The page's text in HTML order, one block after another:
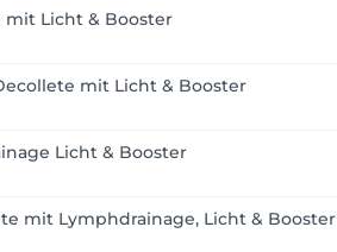
mit Licht & Booster
mit Licht & Booster
Licht & Booster
mit Lymphdrainage, Licht & Booster